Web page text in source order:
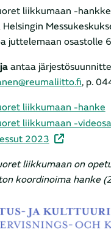
liikkumaan -
Helsingin
juttelemaan osastolle
antaa
, p.
liikkumaan -hanke
liikkumaan -
2023
liikkumaan on
koordinoima hanke